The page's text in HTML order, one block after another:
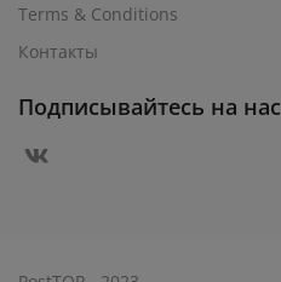
Terms & Conditions
Контакты
Подписывайтесь на нас